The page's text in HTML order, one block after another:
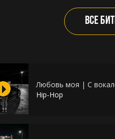
ВСЕ
Любовь моя | С
Hip-Hop